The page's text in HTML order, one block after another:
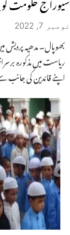
نومبر 7, 2022
بھوپال۔ مدھیہ
ریاست میں مذکورہ
اپنے قائدین کی جانب